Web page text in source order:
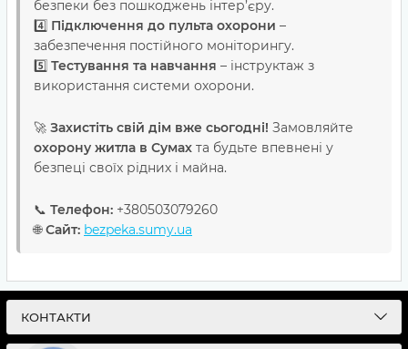
безпеки без пошкоджень інтер’єру.
4️⃣ Підключення до пульта охорони –
забезпечення постійного моніторингу.
5️⃣ Тестування та навчання – інструктаж з
використання системи охорони.
🚀 Захистіть свій дім вже сьогодні! Замовляйте
охорону житла в Сумах та будьте впевнені у
безпеці своїх рідних і майна.
📞 Телефон: +380503079260
🌐Сайт: bezpeka.sumy.ua
КОНТАКТИ